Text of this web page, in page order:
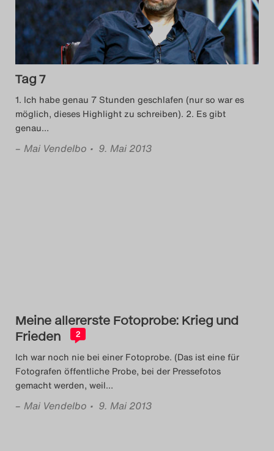
Das Theatertreffen-Blog
2023
Das Theatertreffen-Blog
2024
Das Theatertreffen-Blog
2025
Tag 7
1. Ich habe genau 7 Stunden geschlafen (nur so war es
möglich, dieses Highlight zu schreiben). 2. Es gibt
genau…
– Mai Vendelbo • 9. Mai 2013
Meine allererste Fotoprobe: Krieg und
Frieden
2
Ich war noch nie bei einer Fotoprobe. (Das ist eine für
Fotografen öffentliche Probe, bei der Pressefotos
gemacht werden, weil…
– Mai Vendelbo • 9. Mai 2013